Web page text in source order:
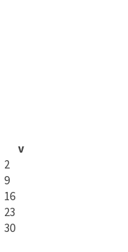
v
2
9
16
23
30